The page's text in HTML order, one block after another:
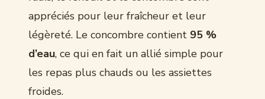
appréciés pour leur fraîcheur et leur
légèreté. Le concombre contient 95 %
d’eau, ce qui en fait un allié simple pour
les repas plus chauds ou les assiettes
froides.